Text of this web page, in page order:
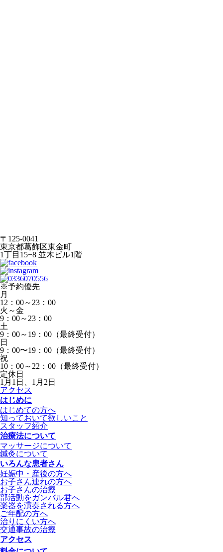
〒125-0041
東京都葛飾区東金町
1丁目15−8 並木ビル1階
※予約優先
月
12：00～23：00
火～金
9：00～23：00
土
9：00～19：00（最終受付）
日
9：00〜19：00（最終受付）
祝
10：00～22：00（最終受付）
定休日
1月1日、1月2日
アクセス
はじめに
はじめての方へ
知っておいて欲しいこと
スタッフ紹介
治療法について
マッサージについて
鍼灸について
いろんな患者さん
妊娠中・産後の方へ
お子さん連れの方へ
お子さんの治療
部活動をガンバル君へ
楽器を演奏される方へ
ご年配の方へ
治りにくい方へ
交通事故の治療
アクセス